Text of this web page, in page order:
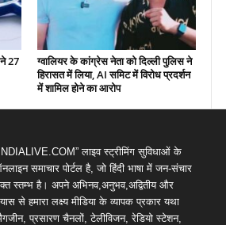
27
ग्वालियर के कांग्रेस नेता को दिल्ली पुलिस ने
हिरासत में लिया, AI समिट में विरोध प्रदर्शन
में शामिल होने का आरोप
लाइव स्ट्रीमिंग सुविधाओं के
समाचार पोर्टल है, जो हिंदी भाषा में जन-संचार
स्तम्भ है। अपने अभिनव,अनुभव,अद्वितीय और
से हमारा लक्ष्य मीडिया के व्यापक प्रकार यथा
प्रसारण चैनलों, टेलीविजन, रेडियो स्टेशन,